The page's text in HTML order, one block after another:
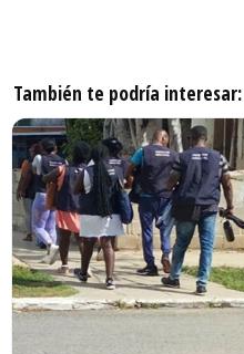
También te podría interesar: